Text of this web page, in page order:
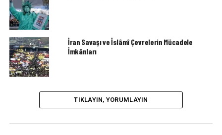
İran Savaşı ve İslâmî Çevrelerin Mücadele
İmkânları
TIKLAYIN, YORUMLAYIN